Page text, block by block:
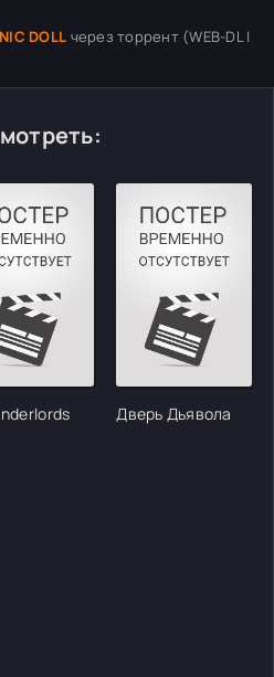
DOLL через торрент (WEB-DL |
Дверь Дьявола